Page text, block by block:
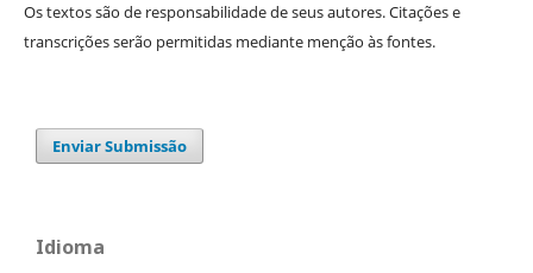
Os textos são de responsabilidade de seus autores. Citações e
transcrições serão permitidas mediante menção às fontes.
Enviar Submissão
Idioma